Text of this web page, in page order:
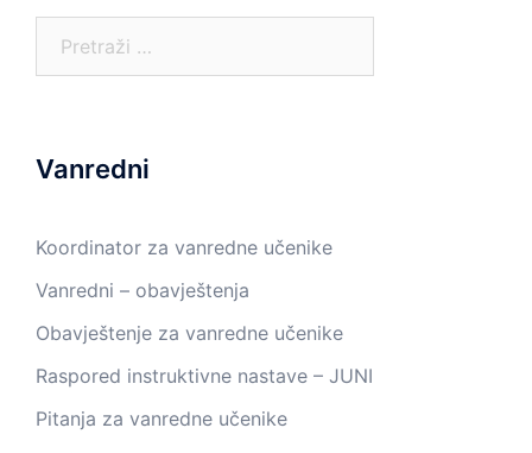
Vanredni
Koordinator za vanredne učenike
Vanredni – obavještenja
Obavještenje za vanredne učenike
Raspored instruktivne nastave – JUNI
Pitanja za vanredne učenike